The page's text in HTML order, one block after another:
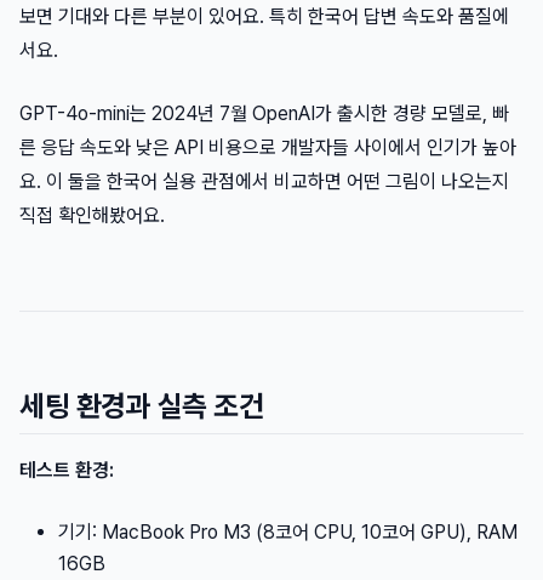
보면 기대와 다른 부분이 있어요. 특히 한국어 답변 속도와 품질에
서요.
GPT-4o-mini는 2024년 7월 OpenAI가 출시한 경량 모델로, 빠
른 응답 속도와 낮은 API 비용으로 개발자들 사이에서 인기가 높아
요. 이 둘을 한국어 실용 관점에서 비교하면 어떤 그림이 나오는지
직접 확인해봤어요.
세팅 환경과 실측 조건
테스트 환경:
기기: MacBook Pro M3 (8코어 CPU, 10코어 GPU), RAM
16GB